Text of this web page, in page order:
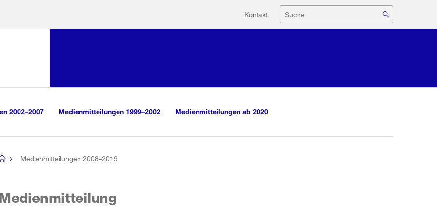
Hilfsnavigation
Kontakt Suche
2002–2007 Medienmitteilungen 1999–2002 Medienmitteilungen ab 2020
Medienmitteilungen 2008–2019